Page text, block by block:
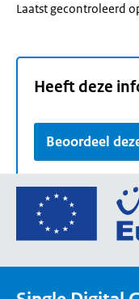
Laatst gecontroleerd
Heeft deze
Beoordeel